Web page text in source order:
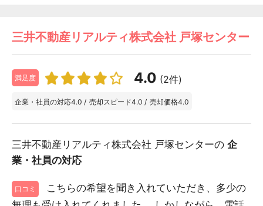
三井不動産リアルティ株式会社 戸塚センター
満足度 4.0 (2件)
企業・社員の対応4.0 / 売却スピード4.0 / 売却価格4.0
三井不動産リアルティ株式会社 戸塚センターの 企
業・社員の対応
口コミ
こちらの希望を聞き入れていただき、多少の